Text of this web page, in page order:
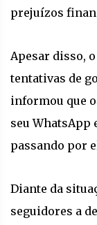
prejuízos
Apesar disso,
tentativas de
informou que
seu WhatsApp
passando por
Diante da
seguidores a